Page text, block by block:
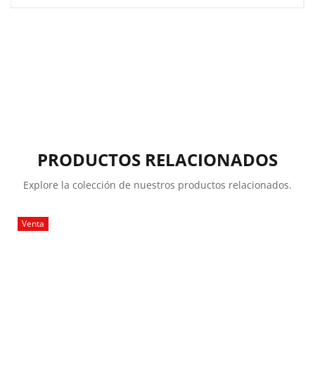
PRODUCTOS RELACIONADOS
Explore la colección de nuestros productos relacionados.
Venta